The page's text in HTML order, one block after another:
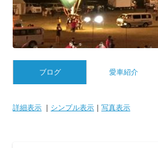
ブログ 愛車紹介
詳細表示 シンプル表示 写真表示